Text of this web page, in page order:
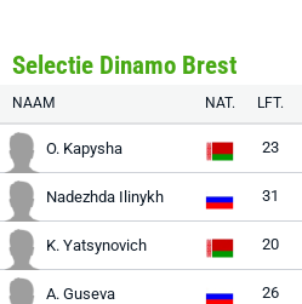
Selectie Dinamo Brest
NAAM NAT. LFT.
O. Kapysha 23
Nadezhda Ilinykh 31
K. Yatsynovich 20
A. Guseva 26